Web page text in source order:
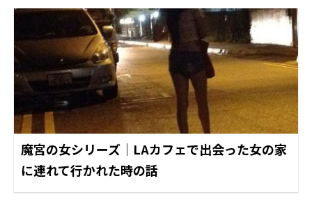
魔宮の女シリーズ｜LAカフェで出会った女の家
に連れて行かれた時の話